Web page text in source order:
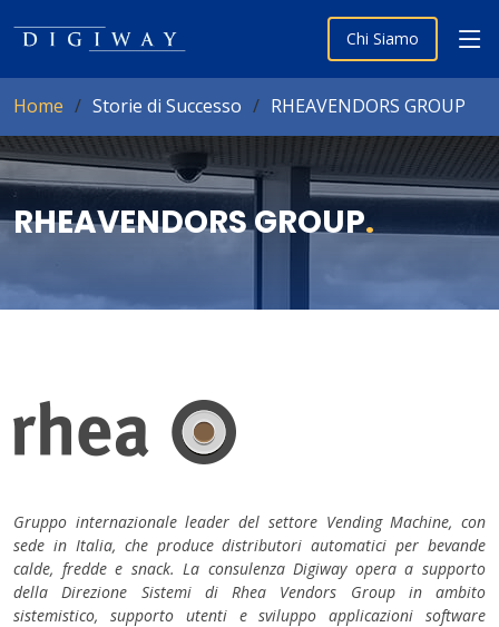
Chi Siamo
Home Storie di Successo RHEAVENDORS GROUP
RHEAVENDORS GROUP.
Gruppo internazionale leader del settore Vending Machine, con
sede in Italia, che produce distributori automatici per bevande
calde, fredde e snack. La consulenza Digiway opera a supporto
della Direzione Sistemi di Rhea Vendors Group in ambito
sistemistico, supporto utenti e sviluppo applicazioni software